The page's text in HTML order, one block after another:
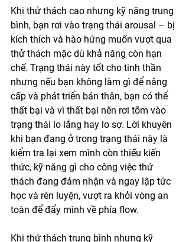
Khi thử thách cao nhưng kỹ năng trung
bình, bạn rơi vào trạng thái arousal – bị
kích thích và hào hứng muốn vượt qua
thử thách mặc dù khả năng còn hạn
chế. Trạng thái này tốt cho tinh thần
nhưng nếu bạn không làm gì để nâng
cấp và phát triển bản thân, bạn có thể
thất bại và vì thất bại nên rơi tõm vào
trạng thái lo lắng hay lo sợ. Lời khuyên
khi bạn đang ở trong trạng thái này là
kiểm tra lại xem mình còn thiếu kiến
thức, kỹ năng gì cho công việc thử
thách đang đảm nhận và ngay lập tức
học và rèn luyện, vượt ra khỏi vòng an
toàn để đẩy mình về phía flow.
Khi thử thách trung bình nhưng kỹ